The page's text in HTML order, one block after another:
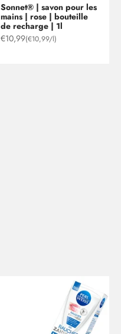
Sonnet® | savon pour les
mains | rose | bouteille
de recharge | 1l
Prix de vente
€10,99(€10,99/l)